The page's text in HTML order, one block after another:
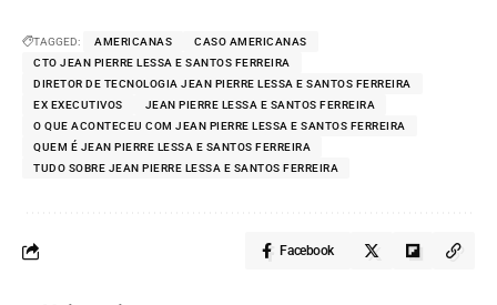
TAGGED: AMERICANAS
CASO AMERICANAS
CTO JEAN PIERRE LESSA E SANTOS FERREIRA
DIRETOR DE TECNOLOGIA JEAN PIERRE LESSA E SANTOS FERREIRA
EX EXECUTIVOS
JEAN PIERRE LESSA E SANTOS FERREIRA
O QUE ACONTECEU COM JEAN PIERRE LESSA E SANTOS FERREIRA
QUEM É JEAN PIERRE LESSA E SANTOS FERREIRA
TUDO SOBRE JEAN PIERRE LESSA E SANTOS FERREIRA
Facebook